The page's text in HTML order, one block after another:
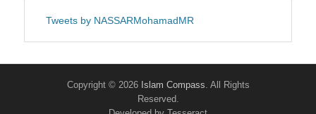
Tweets by NASSARMohamadMR
Copyright © 2026 Islam Compass. All Rights
Reserved.